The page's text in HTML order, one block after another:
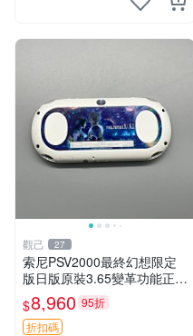
觀己 27
索尼PSV2000最終幻想限定
版日版原裝3.65變革功能正常
背面小劃痕磨損 實物圖可查
限量珍藏 畫集 游戲機
$8,960 95折
折扣碼